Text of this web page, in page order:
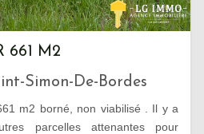
661 M2
Simon-De-Bordes
m2 borné, non viabilisé . Il y a
parcelles attenantes pour